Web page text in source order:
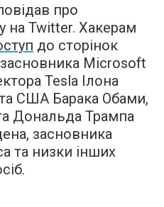
про
на Twitter. Хакерам
до сторінок
Microsoft
Tesla Ілона
США Барака Обами,
Дональда Трампа
засновника
та низки інших